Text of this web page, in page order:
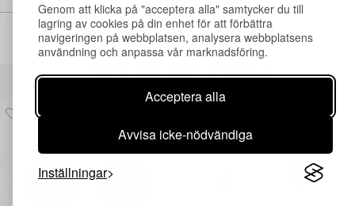
Genom att klicka på "acceptera alla" samtycker du till
lagring av cookies på din enhet för att förbättra
navigeringen på webbplatsen, analysera webbplatsens
användning och anpassa vår marknadsföring.
Acceptera alla
Avvisa icke-nödvändiga
Inställningar
Andra har även tittat på